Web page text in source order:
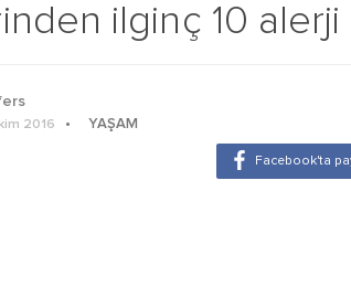
ilginç 10 alerji
2016 YAŞAM